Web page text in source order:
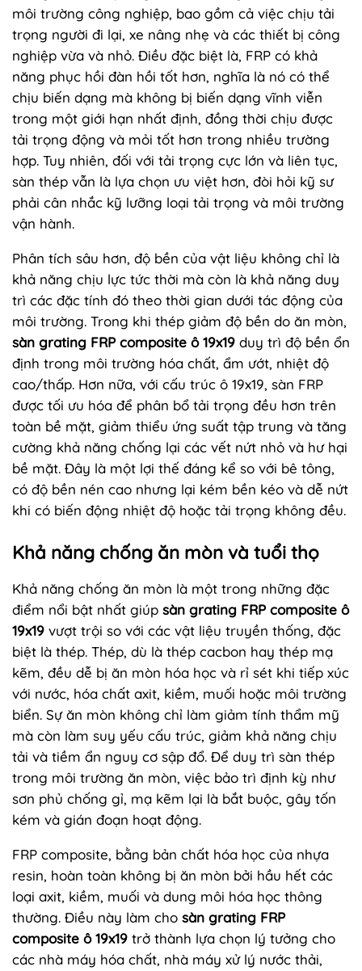
môi trường công nghiệp, bao gồm cả việc chịu tải
trọng người đi lại, xe nâng nhẹ và các thiết bị công
nghiệp vừa và nhỏ. Điều đặc biệt là, FRP có khả
năng phục hồi đàn hồi tốt hơn, nghĩa là nó có thể
chịu biến dạng mà không bị biến dạng vĩnh viễn
trong một giới hạn nhất định, đồng thời chịu được
tải trọng động và mỏi tốt hơn trong nhiều trường
hợp. Tuy nhiên, đối với tải trọng cực lớn và liên tục,
sàn thép vẫn là lựa chọn ưu việt hơn, đòi hỏi kỹ sư
phải cân nhắc kỹ lưỡng loại tải trọng và môi trường
vận hành.
Phân tích sâu hơn, độ bền của vật liệu không chỉ là
khả năng chịu lực tức thời mà còn là khả năng duy
trì các đặc tính đó theo thời gian dưới tác động của
môi trường. Trong khi thép giảm độ bền do ăn mòn,
sàn grating FRP composite ô 19x19 duy trì độ bền ổn
định trong môi trường hóa chất, ẩm ướt, nhiệt độ
cao/thấp. Hơn nữa, với cấu trúc ô 19x19, sàn FRP
được tối ưu hóa để phân bổ tải trọng đều hơn trên
toàn bề mặt, giảm thiểu ứng suất tập trung và tăng
cường khả năng chống lại các vết nứt nhỏ và hư hại
bề mặt. Đây là một lợi thế đáng kể so với bê tông,
có độ bền nén cao nhưng lại kém bền kéo và dễ nứt
khi có biến động nhiệt độ hoặc tải trọng không đều.
Khả năng chống ăn mòn và tuổi thọ
Khả năng chống ăn mòn là một trong những đặc
điểm nổi bật nhất giúp sàn grating FRP composite ô
19x19 vượt trội so với các vật liệu truyền thống, đặc
biệt là thép. Thép, dù là thép cacbon hay thép mạ
kẽm, đều dễ bị ăn mòn hóa học và rỉ sét khi tiếp xúc
với nước, hóa chất axit, kiềm, muối hoặc môi trường
biển. Sự ăn mòn không chỉ làm giảm tính thẩm mỹ
mà còn làm suy yếu cấu trúc, giảm khả năng chịu
tải và tiềm ẩn nguy cơ sập đổ. Để duy trì sàn thép
trong môi trường ăn mòn, việc bảo trì định kỳ như
sơn phủ chống gỉ, mạ kẽm lại là bắt buộc, gây tốn
kém và gián đoạn hoạt động.
FRP composite, bằng bản chất hóa học của nhựa
resin, hoàn toàn không bị ăn mòn bởi hầu hết các
loại axit, kiềm, muối và dung môi hóa học thông
thường. Điều này làm cho sàn grating FRP
composite ô 19x19 trở thành lựa chọn lý tưởng cho
các nhà máy hóa chất, nhà máy xử lý nước thải,